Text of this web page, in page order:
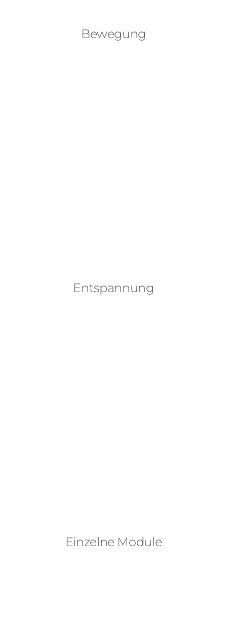
Bewegung
Entspannung
Einzelne Module